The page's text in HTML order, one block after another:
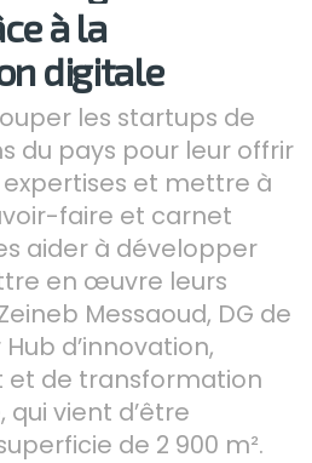
à la
digitale
les startups de
du pays pour leur offrir
expertises et mettre à
faire et carnet
aider à développer
en œuvre leurs
Messaoud, DG de
Hub d’innovation,
et de transformation
qui vient d’être
de 2 900 m².